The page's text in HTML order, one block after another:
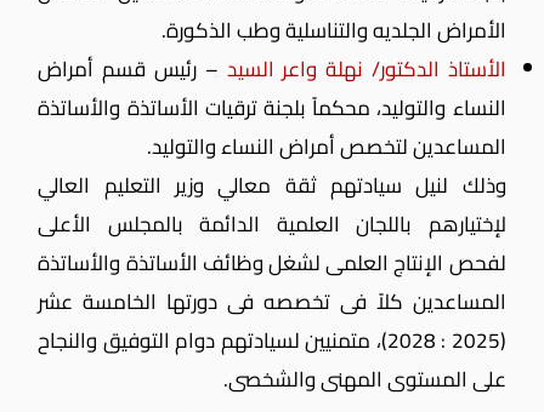
الأمراض الجلديه والتناسلية وطب الذكورة.
الأستاذ الدكتور/ نهلة واعر السيد – رئيس قسم أمراض
النساء والتوليد، محكماً بلجنة ترقيات الأساتذة والأساتذة
المساعدين لتخصص أمراض النساء والتوليد.
وذلك لنيل سيادتهم ثقة معالي وزير التعليم العالي
لإختيارهم باللجان العلمية الدائمة بالمجلس الأعلى
لفحص الإنتاج العلمى لشغل وظائف الأساتذة والأساتذة
المساعدين كلاً فى تخصصه فى دورتها الخامسة عشر
(2025 : 2028)، متمنيين لسيادتهم دوام التوفيق والنجاح
على المستوى المهنى والشخصى.